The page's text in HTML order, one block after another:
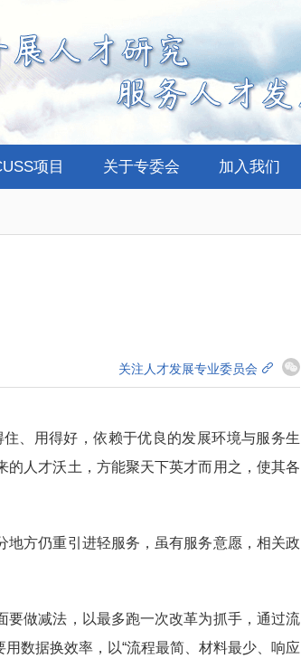
项目 关于专委会 加入我们
关注人才发展专业委员会
、用得好，依赖于优良的发展环境与服务生
人才沃土，方能聚天下英才而用之，使其各
方仍重引进轻服务，虽有服务意愿，相关政
做减法，以最多跑一次改革为抓手，通过流
数据换效率，以“流程最简、材料最少、响应